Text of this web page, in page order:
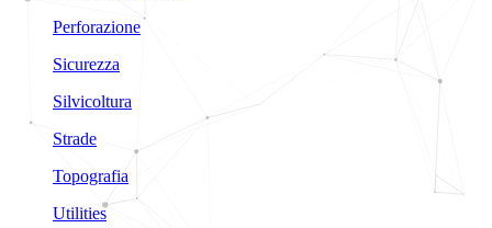
Perforazione
Sicurezza
Silvicoltura
Strade
Topografia
Utilities